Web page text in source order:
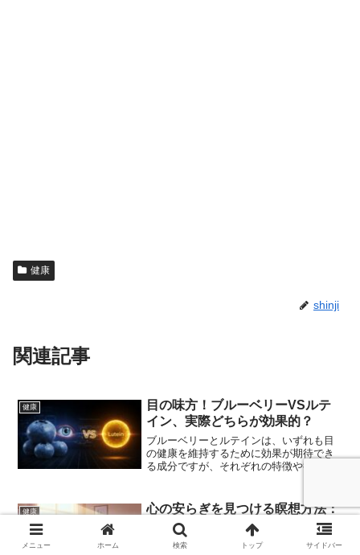
健康
shinji
関連記事
健康
目の味方！ブルーベリーVSルテ
イン、実際どちらが効果的？
ブルーベリーとルテインは、いずれも目
の健康を維持するために効果が期待でき
る成分ですが、それぞれの特徴や役割は
善、血流改善に寄与し、特にパソコンや
スマホの使用による疲れ目対策として注
目されています。一方、ルテインは、紫
外線やブルーライトから目を保護する作
健康
心の安らぎを見つける瞑想方法：
初心者でもできる簡単な呼吸法
瞑想と呼吸法は、現代社会のストレスや
メニュー ホーム 検索 トップ サイドバー